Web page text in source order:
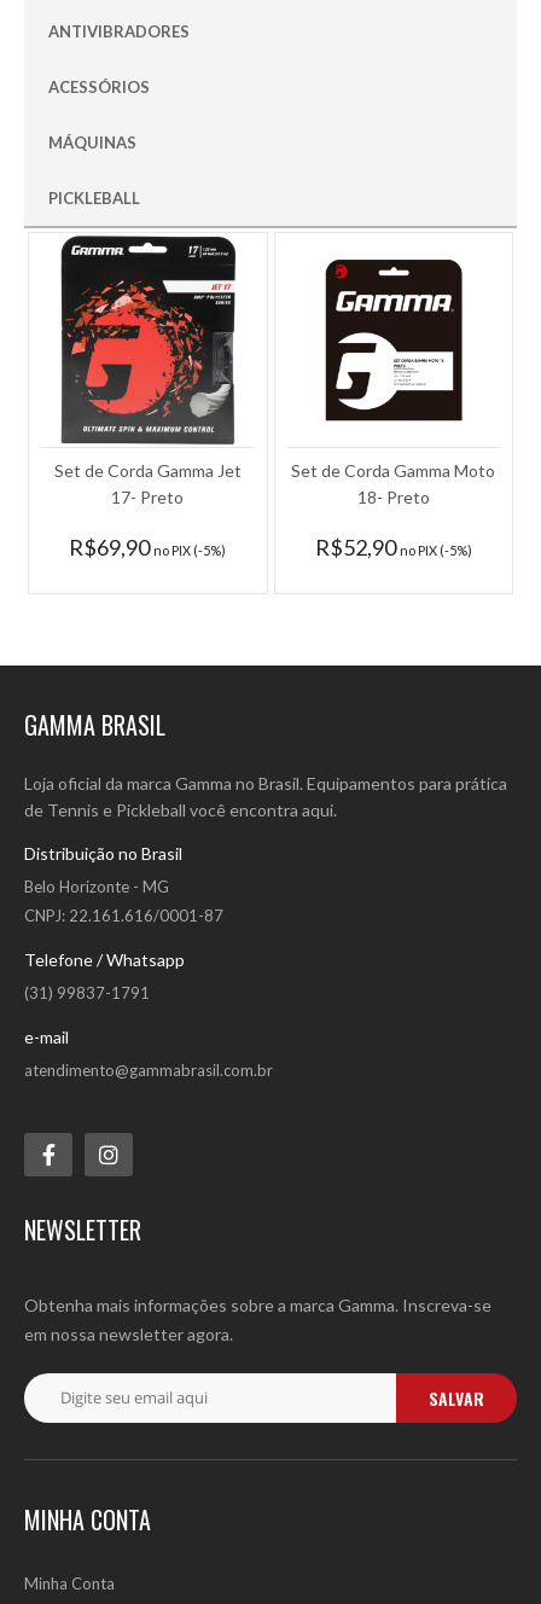
ANTIVIBRADORES
ACESSÓRIOS
MÁQUINAS
PICKLEBALL
Set de Corda Gamma Jet
17- Preto
R$69,90 no PIX (-5%)
Set de Corda Gamma Moto
18- Preto
R$52,90 no PIX (-5%)
GAMMA BRASIL
Loja oficial da marca Gamma no Brasil. Equipamentos para prática
de Tennis e Pickleball você encontra aqui.
Distribuição no Brasil
Belo Horizonte - MG
CNPJ: 22.161.616/0001-87
Telefone / Whatsapp
(31) 99837-1791
e-mail
atendimento@gammabrasil.com.br
NEWSLETTER
Obtenha mais informações sobre a marca Gamma. Inscreva-se
em nossa newsletter agora.
SALVAR
MINHA CONTA
Minha Conta